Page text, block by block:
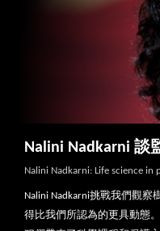
Nalini Nadkarni 談
Nalini Nadkarni: Life science in
Nalini Nadkarni挑戰我們觀
得比我們所認為的更具動態